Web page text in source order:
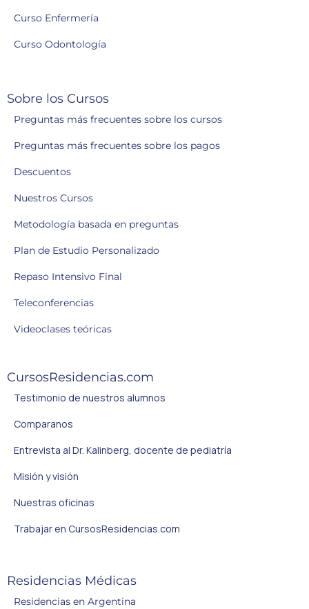
Curso Enfermería
Curso Odontología
Sobre los Cursos
Preguntas más frecuentes sobre los cursos
Preguntas más frecuentes sobre los pagos
Descuentos
Nuestros Cursos
Metodología basada en preguntas
Plan de Estudio Personalizado
Repaso Intensivo Final
Teleconferencias
Videoclases teóricas
CursosResidencias.com
Testimonio de nuestros alumnos
Comparanos
Entrevista al Dr. Kalinberg, docente de pediatría
Misión y visión
Nuestras oficinas
Trabajar en CursosResidencias.com
Residencias Médicas
Residencias en Argentina